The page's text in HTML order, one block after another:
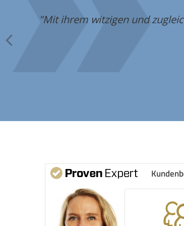
"Mit ihrem witzigen und